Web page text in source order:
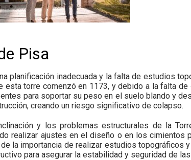
Pisa
planificación inadecuada y la falta de estudios
esta torre comenzó en 1173, y debido a la falta
para soportar su peso en el suelo blando y
creando un riesgo significativo de colapso.
y los problemas estructurales de la
realizar ajustes en el diseño o en los cimientos
la importancia de realizar estudios topográficos
para asegurar la estabilidad y seguridad de